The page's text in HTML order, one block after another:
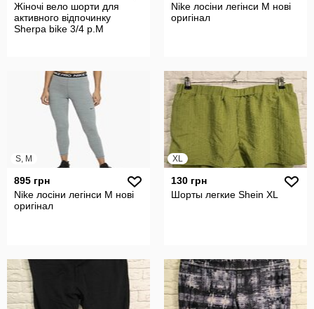
Жіночі вело шорти для
активного відпочинку
Sherpa bike 3/4 р.М
Nike лосіни легінси M нові
оригінал
S, M
895 грн
Nike лосіни легінси M нові
оригінал
XL
130 грн
Шорты легкие Shein XL